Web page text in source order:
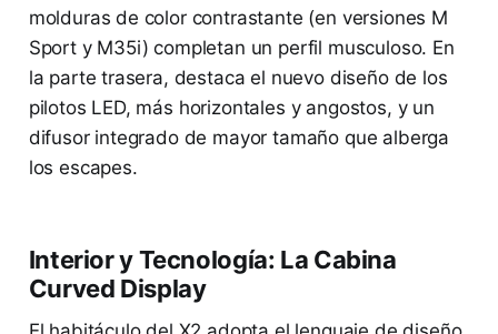
molduras de color contrastante (en versiones M
Sport y M35i) completan un perfil musculoso. En
la parte trasera, destaca el nuevo diseño de los
pilotos LED, más horizontales y angostos, y un
difusor integrado de mayor tamaño que alberga
los escapes.
Interior y Tecnología: La Cabina
Curved Display